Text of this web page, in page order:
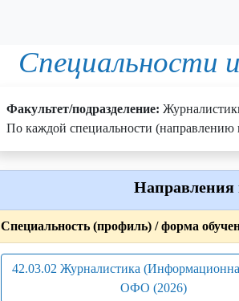
Специальности
Факультет/подразделение:
По каждой специальности (направлению
Направления
Специальность (профиль) / форма
42.03.02 Журналистика
ОФО (2026)